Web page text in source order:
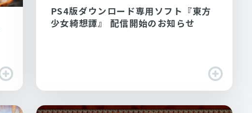
PS4版ダウンロード専用ソフト『東方
少女綺想譚』 配信開始のお知らせ